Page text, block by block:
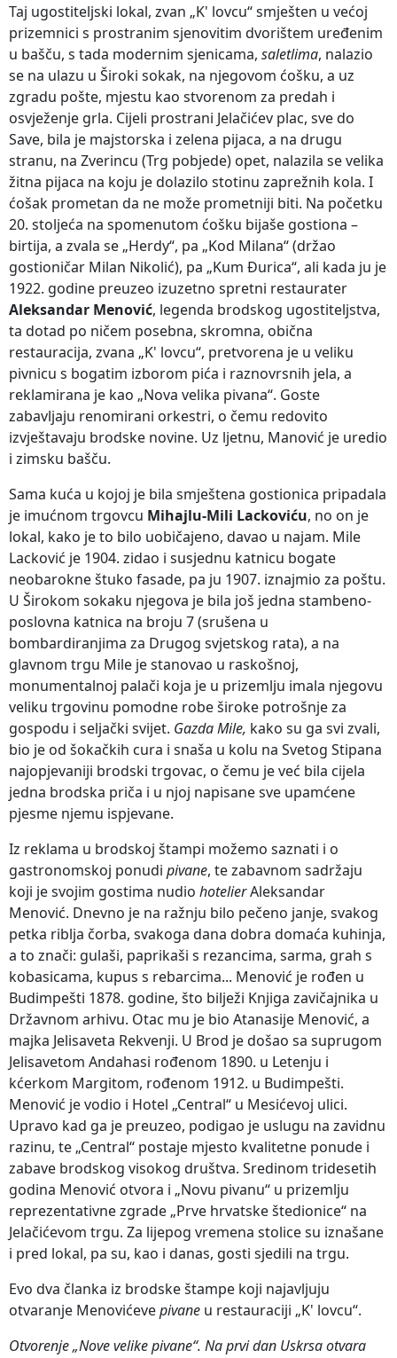
Taj ugostiteljski lokal, zvan „K' lovcu“ smješten u većoj
prizemnici s prostranim sjenovitim dvorištem uređenim
u bašču, s tada modernim sjenicama, saletlima, nalazio
se na ulazu u Široki sokak, na njegovom ćošku, a uz
zgradu pošte, mjestu kao stvorenom za predah i
osvježenje grla. Cijeli prostrani Jelačićev plac, sve do
Save, bila je majstorska i zelena pijaca, a na drugu
stranu, na Zverincu (Trg pobjede) opet, nalazila se velika
žitna pijaca na koju je dolazilo stotinu zaprežnih kola. I
ćošak prometan da ne može prometniji biti. Na početku
20. stoljeća na spomenutom ćošku bijaše gostiona –
birtija, a zvala se „Herdy“, pa „Kod Milana“ (držao
gostioničar Milan Nikolić), pa „Kum Đurica“, ali kada ju je
1922. godine preuzeo izuzetno spretni restaurater
Aleksandar Menović, legenda brodskog ugostiteljstva,
ta dotad po ničem posebna, skromna, obična
restauracija, zvana „K' lovcu“, pretvorena je u veliku
pivnicu s bogatim izborom pića i raznovrsnih jela, a
reklamirana je kao „Nova velika pivana“. Goste
zabavljaju renomirani orkestri, o čemu redovito
izvještavaju brodske novine. Uz ljetnu, Manović je uredio
i zimsku bašču.
Sama kuća u kojoj je bila smještena gostionica pripadala
je imućnom trgovcu Mihajlu-Mili Lackoviću, no on je
lokal, kako je to bilo uobičajeno, davao u najam. Mile
Lacković je 1904. zidao i susjednu katnicu bogate
neobarokne štuko fasade, pa ju 1907. iznajmio za poštu.
U Širokom sokaku njegova je bila još jedna stambeno-
poslovna katnica na broju 7 (srušena u
bombardiranjima za Drugog svjetskog rata), a na
glavnom trgu Mile je stanovao u raskošnoj,
monumentalnoj palači koja je u prizemlju imala njegovu
veliku trgovinu pomodne robe široke potrošnje za
gospodu i seljački svijet. Gazda Mile, kako su ga svi zvali,
bio je od šokačkih cura i snaša u kolu na Svetog Stipana
najopjevaniji brodski trgovac, o čemu je već bila cijela
jedna brodska priča i u njoj napisane sve upamćene
pjesme njemu ispjevane.
Iz reklama u brodskoj štampi možemo saznati i o
gastronomskoj ponudi pivane, te zabavnom sadržaju
koji je svojim gostima nudio hotelierAleksandar
Menović. Dnevno je na ražnju bilo pečeno janje, svakog
petka riblja čorba, svakoga dana dobra domaća kuhinja,
a to znači: gulaši, paprikaši s rezancima, sarma, grah s
kobasicama, kupus s rebarcima... Menović je rođen u
Budimpešti 1878. godine, što bilježi Knjiga zavičajnika u
Državnom arhivu. Otac mu je bio Atanasije Menović, a
majka Jelisaveta Rekvenji. U Brod je došao sa suprugom
Jelisavetom Andahasi rođenom 1890. u Letenju i
kćerkom Margitom, rođenom 1912. u Budimpešti.
Menović je vodio i Hotel „Central“ u Mesićevoj ulici.
Upravo kad ga je preuzeo, podigao je uslugu na zavidnu
razinu, te „Central“ postaje mjesto kvalitetne ponude i
zabave brodskog visokog društva. Sredinom tridesetih
godina Menović otvora i „Novu pivanu“ u prizemlju
reprezentativne zgrade „Prve hrvatske štedionice“ na
Jelačićevom trgu. Za lijepog vremena stolice su iznašane
i pred lokal, pa su, kao i danas, gosti sjedili na trgu.
Evo dva članka iz brodske štampe koji najavljuju
otvaranje Menovićevepivane u restauraciji „K' lovcu“.
Otvorenje „Nove velike pivane“. Na prvi dan Uskrsa otvara